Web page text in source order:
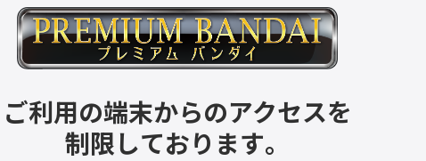
ご利用の端末からのアクセスを
制限しております。